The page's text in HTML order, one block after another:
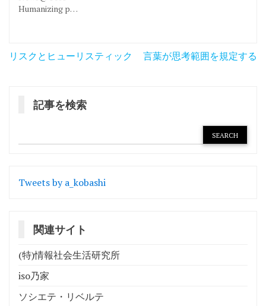
Humanizing p…
投
ー
ョ
リスクとヒューリスティック 言葉が思考範囲を規定する
記事を検索
Tweets by a_kobashi
関連サイト
(特)情報社会生活研究所
iso乃家
ソシエテ・リベルテ